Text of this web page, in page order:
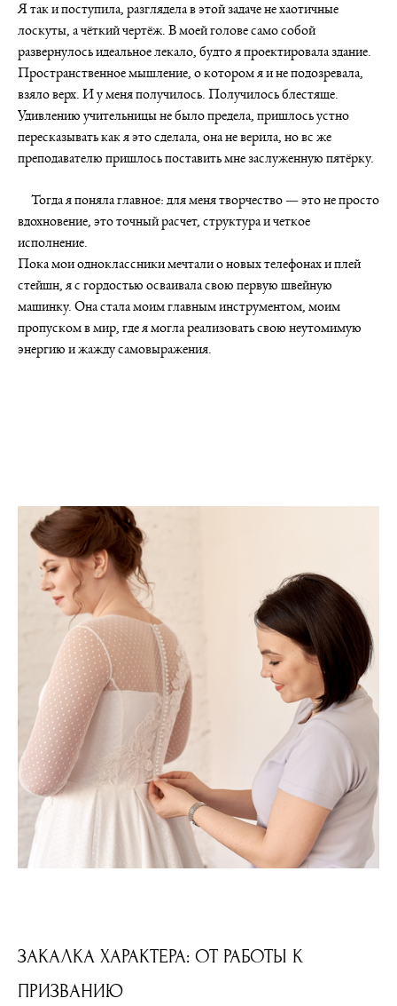
Я так и поступила, разглядела в этой задаче не хаотичные
лоскуты, а чёткий чертёж. В моей голове само собой
развернулось идеальное лекало, будто я проектировала здание.
Пространственное мышление, о котором я и не подозревала,
взяло верх. И у меня получилось. Получилось блестяще.
Удивлению учительницы не было предела, пришлось устно
пересказывать как я это сделала, она не верила, но вс же
преподавателю пришлось поставить мне заслуженную пятёрку.
Тогда я поняла главное: для меня творчество — это не просто
вдохновение, это точный расчет, структура и четкое
исполнение.
Пока мои одноклассники мечтали о новых телефонах и плей
стейшн, я с гордостью осваивала свою первую швейную
машинку. Она стала моим главным инструментом, моим
пропуском в мир, где я могла реализовать свою неутомимую
энергию и жажду самовыражения.
ЗАКАЛКА ХАРАКТЕРА: ОТ РАБОТЫ К
ПРИЗВАНИЮ